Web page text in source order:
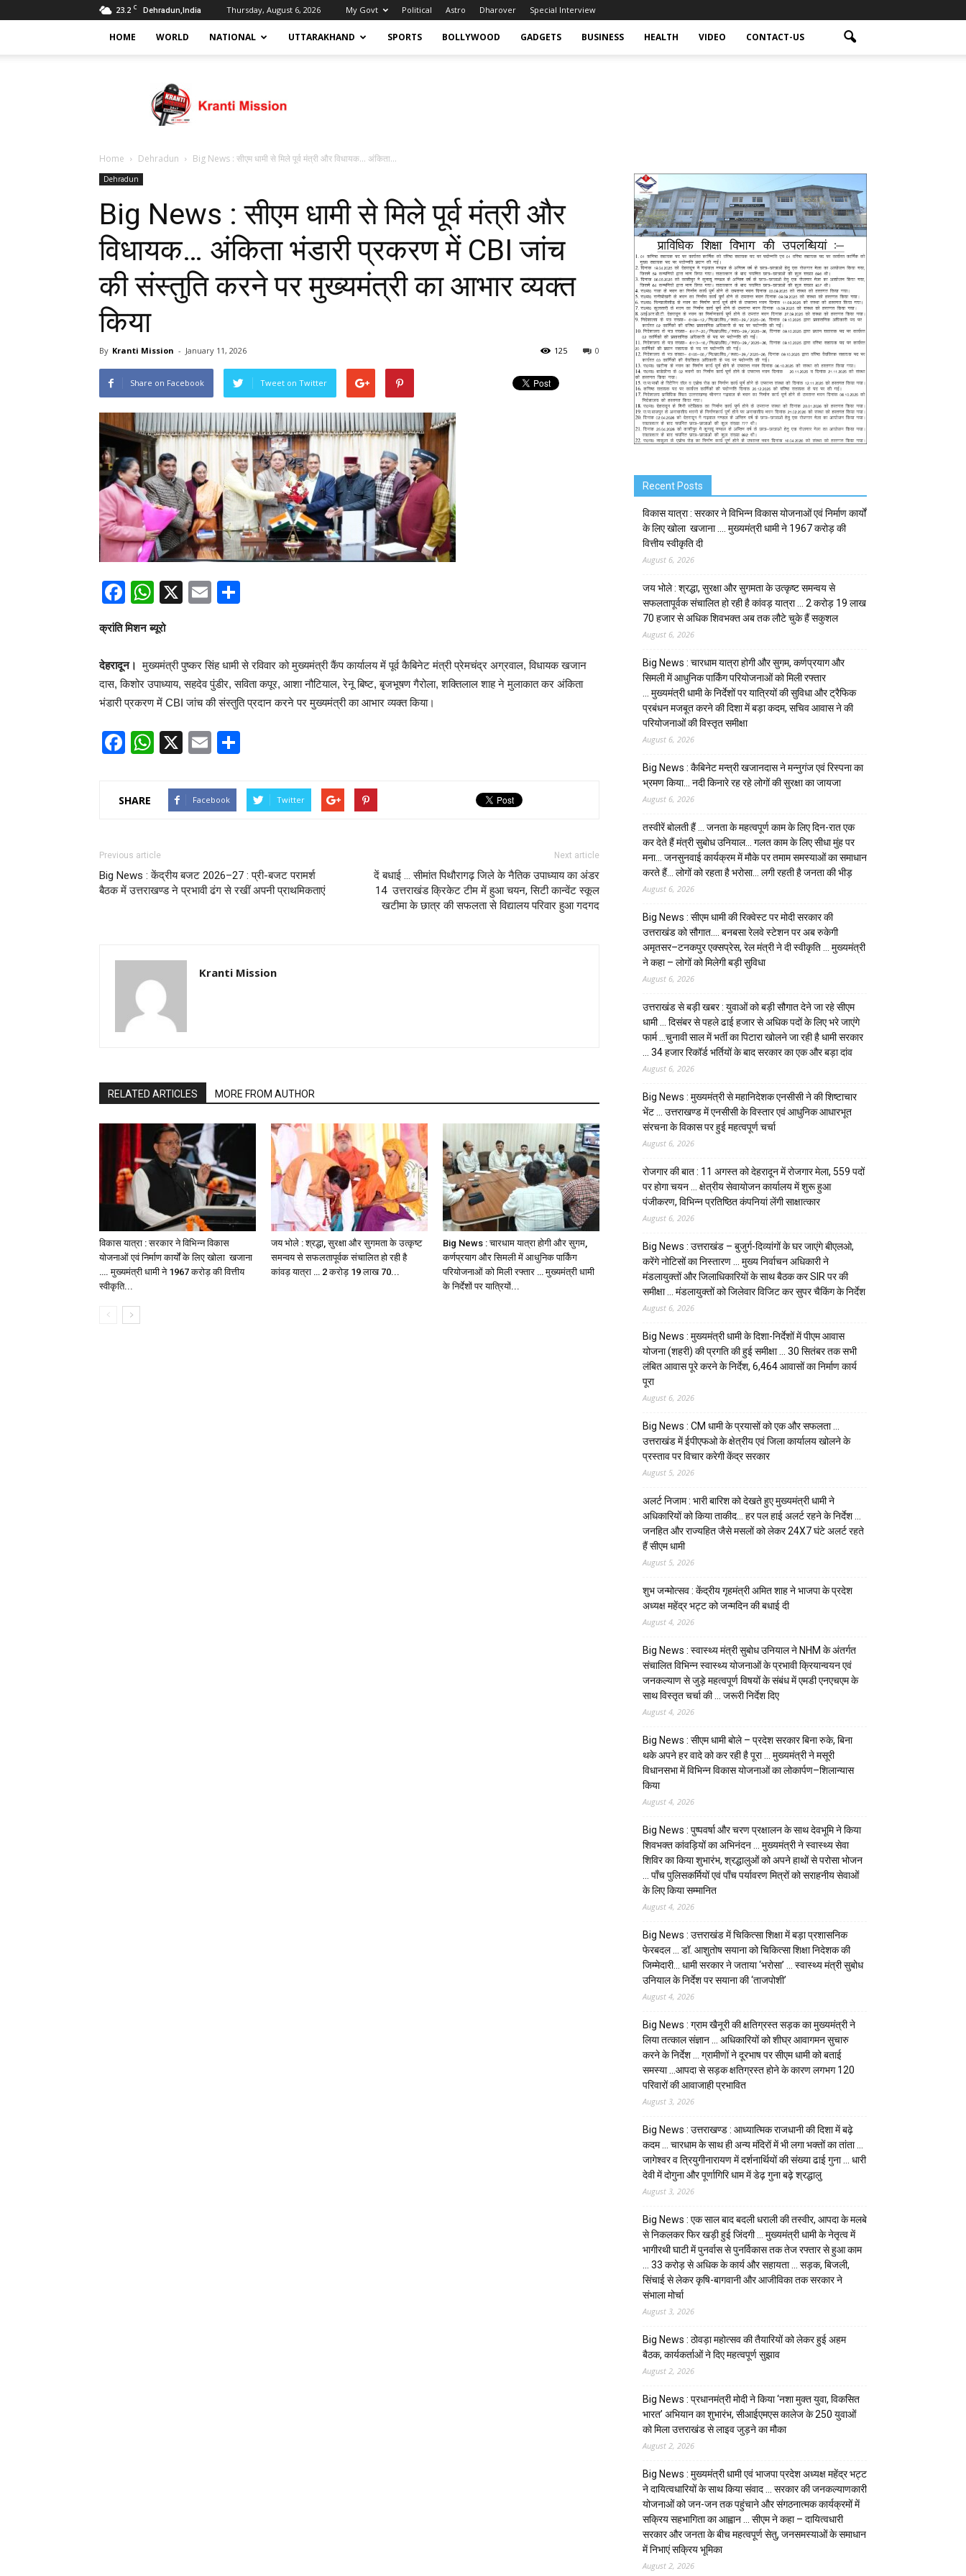
23.2 C Dehradun,India Thursday, August 6, 2026 My Govt Political Astro Dharover Special Interview
HOME WORLD NATIONAL UTTARAKHAND SPORTS BOLLYWOOD GADGETS BUSINESS HEALTH VIDEO CONTACT-US
mission
Home Dehradun Big News : सीएम धामी से मिले पूर्व मंत्री और विधायक… अंकिता...
Dehradun
Big News : सीएम धामी से मिले पूर्व मंत्री और
विधायक… अंकिता भंडारी प्रकरण में CBI जांच
की संस्तुति करने पर मुख्यमंत्री का आभार व्यक्त
किया
By Kranti Mission - January 11, 2026 0
125
Share on Facebook Tweet on Twitter
Facebook
WhatsApp
X Email
क्रांति मिशन ब्यूरो
देहरादून। मुख्यमंत्री पुष्कर सिंह धामी से रविवार को मुख्यमंत्री कैंप कार्यालय में पूर्व कैबिनेट मंत्री प्रेमचंद्र अग्रवाल, विधायक खजान
दास, किशोर उपाध्याय, सहदेव पुंडीर, सविता कपूर, आशा नौटियाल, रेनू बिष्ट, बृजभूषण गैरोला, शक्तिलाल शाह ने मुलाकात कर अंकिता
भंडारी प्रकरण में CBI जांच की संस्तुति प्रदान करने पर मुख्यमंत्री का आभार व्यक्त किया।
Facebook
WhatsApp
X Email
SHARE Facebook Twitter
Previous article
Big News : केंद्रीय बजट 2026–27 : प्री-बजट परामर्श
बैठक में उत्तराखण्ड ने प्रभावी ढंग से रखीं अपनी प्राथमिकताएं
Next article
दें बधाई … सीमांत पिथौरागढ़ जिले के नैतिक उपाध्याय का अंडर
14 उत्तराखंड क्रिकेट टीम में हुआ चयन, सिटी कान्वेंट स्कूल
खटीमा के छात्र की सफलता से विद्यालय परिवार हुआ गदगद
Kranti Mission
RELATED ARTICLES MORE FROM AUTHOR
विकास यात्रा : सरकार ने विभिन्न विकास
योजनाओं एवं निर्माण कार्यों के लिए खोला खजाना
…. मुख्यमंत्री धामी ने ₹1967 करोड़ की वित्तीय
स्वीकृति...
जय भोले : श्रद्धा, सुरक्षा और सुगमता के उत्कृष्ट
समन्वय से सफलतापूर्वक संचालित हो रही है
कांवड़ यात्रा … 2 करोड़ 19 लाख 70...
Big News : चारधाम यात्रा होगी और सुगम,
कर्णप्रयाग और सिमली में आधुनिक पार्किंग
परियोजनाओं को मिली रफ्तार … मुख्यमंत्री धामी
के निर्देशों पर यात्रियों...
Recent Posts
विकास यात्रा : सरकार ने विभिन्न विकास योजनाओं एवं निर्माण कार्यों
के लिए खोला खजाना …. मुख्यमंत्री धामी ने ₹1967 करोड़ की
वित्तीय स्वीकृति दी
August 6, 2026
जय भोले : श्रद्धा, सुरक्षा और सुगमता के उत्कृष्ट समन्वय से
सफलतापूर्वक संचालित हो रही है कांवड़ यात्रा … 2 करोड़ 19 लाख
70 हजार से अधिक शिवभक्त अब तक लौटे चुके हैं सकुशल
August 6, 2026
Big News : चारधाम यात्रा होगी और सुगम, कर्णप्रयाग और
सिमली में आधुनिक पार्किंग परियोजनाओं को मिली रफ्तार
… मुख्यमंत्री धामी के निर्देशों पर यात्रियों की सुविधा और ट्रैफिक
प्रबंधन मजबूत करने की दिशा में बड़ा कदम, सचिव आवास ने की
परियोजनाओं की विस्तृत समीक्षा
August 6, 2026
Big News : कैबिनेट मन्त्री खजानदास ने मन्नुगंज एवं रिस्पना का
भ्रमण किया… नदी किनारे रह रहे लोगों की सुरक्षा का जायजा
August 6, 2026
तस्वीरें बोलती हैं … जनता के महत्वपूर्ण काम के लिए दिन-रात एक
कर देते हैं मंत्री सुबोध उनियाल… गलत काम के लिए सीधा मुंह पर
मना… जनसुनवाई कार्यक्रम में मौके पर तमाम समस्याओं का समाधान
करते हैं… लोगों को रहता है भरोसा… लगी रहती है जनता की भीड़
August 6, 2026
Big News : सीएम धामी की रिक्वेस्ट पर मोदी सरकार की
उत्तराखंड को सौगात…. बनबसा रेलवे स्टेशन पर अब रुकेगी
अमृतसर–टनकपुर एक्सप्रेस, रेल मंत्री ने दी स्वीकृति … मुख्यमंत्री
ने कहा – लोगों को मिलेगी बड़ी सुविधा
August 6, 2026
उत्तराखंड से बड़ी खबर : युवाओं को बड़ी सौगात देने जा रहे सीएम
धामी … दिसंबर से पहले ढाई हजार से अधिक पदों के लिए भरे जाएंगे
फार्म …चुनावी साल में भर्ती का पिटारा खोलने जा रही है धामी सरकार
… 34 हजार रिकॉर्ड भर्तियों के बाद सरकार का एक और बड़ा दांव
August 6, 2026
Big News : मुख्यमंत्री से महानिदेशक एनसीसी ने की शिष्टाचार
भेंट … उत्तराखण्ड में एनसीसी के विस्तार एवं आधुनिक आधारभूत
संरचना के विकास पर हुई महत्वपूर्ण चर्चा
August 6, 2026
रोजगार की बात : 11 अगस्त को देहरादून में रोजगार मेला, 559 पदों
पर होगा चयन … क्षेत्रीय सेवायोजन कार्यालय में शुरू हुआ
पंजीकरण, विभिन्न प्रतिष्ठित कंपनियां लेंगी साक्षात्कार
August 6, 2026
Big News : उत्तराखंड – बुजुर्ग-दिव्यांगों के घर जाएंगे बीएलओ,
करेंगे नोटिसों का निस्तारण … मुख्य निर्वाचन अधिकारी ने
मंडलायुक्तों और जिलाधिकारियों के साथ बैठक कर SIR पर की
समीक्षा … मंडलायुक्तों को जिलेवार विजिट कर सुपर चैकिंग के निर्देश
August 6, 2026
Big News : मुख्यमंत्री धामी के दिशा-निर्देशों में पीएम आवास
योजना (शहरी) की प्रगति की हुई समीक्षा … 30 सितंबर तक सभी
लंबित आवास पूरे करने के निर्देश, 6,464 आवासों का निर्माण कार्य
पूरा
August 6, 2026
Big News : CM धामी के प्रयासों को एक और सफलता …
उत्तराखंड में ईपीएफओ के क्षेत्रीय एवं जिला कार्यालय खोलने के
प्रस्ताव पर विचार करेगी केंद्र सरकार
August 5, 2026
अलर्ट निजाम : भारी बारिश को देखते हुए मुख्यमंत्री धामी ने
अधिकारियों को किया ताकीद… हर पल हाई अलर्ट रहने के निर्देश …
जनहित और राज्यहित जैसे मसलों को लेकर 24X7 घंटे अलर्ट रहते
हैं सीएम धामी
August 5, 2026
शुभ जन्मोत्सव : केंद्रीय गृहमंत्री अमित शाह ने भाजपा के प्रदेश
अध्यक्ष महेंद्र भट्ट को जन्मदिन की बधाई दी
August 4, 2026
Big News : स्वास्थ्य मंत्री सुबोध उनियाल ने NHM के अंतर्गत
संचालित विभिन्न स्वास्थ्य योजनाओं के प्रभावी क्रियान्वयन एवं
जनकल्याण से जुड़े महत्वपूर्ण विषयों के संबंध में एमडी एनएचएम के
साथ विस्तृत चर्चा की … जरूरी निर्देश दिए
August 4, 2026
Big News : सीएम धामी बोले – प्रदेश सरकार बिना रुके, बिना
थके अपने हर वादे को कर रही है पूरा … मुख्यमंत्री ने मसूरी
विधानसभा में विभिन्न विकास योजनाओं का लोकार्पण–शिलान्यास
किया
August 4, 2026
Big News : पुष्पवर्षा और चरण प्रक्षालन के साथ देवभूमि ने किया
शिवभक्त कांवड़ियों का अभिनंदन … मुख्यमंत्री ने स्वास्थ्य सेवा
शिविर का किया शुभारंभ, श्रद्धालुओं को अपने हाथों से परोसा भोजन
… पाँच पुलिसकर्मियों एवं पाँच पर्यावरण मित्रों को सराहनीय सेवाओं
के लिए किया सम्मानित
August 4, 2026
Big News : उत्तराखंड में चिकित्सा शिक्षा में बड़ा प्रशासनिक
फेरबदल … डॉ. आशुतोष सयाना को चिकित्सा शिक्षा निदेशक की
जिम्मेदारी… धामी सरकार ने जताया ‘भरोसा’ … स्वास्थ्य मंत्री सुबोध
उनियाल के निर्देश पर सयाना की ‘ताजपोशी’
August 4, 2026
Big News : ग्राम खैनूरी की क्षतिग्रस्त सड़क का मुख्यमंत्री ने
लिया तत्काल संज्ञान … अधिकारियों को शीघ्र आवागमन सुचारु
करने के निर्देश … ग्रामीणों ने दूरभाष पर सीएम धामी को बताई
समस्या …आपदा से सड़क क्षतिग्रस्त होने के कारण लगभग 120
परिवारों की आवाजाही प्रभावित
August 3, 2026
Big News : उत्तराखण्ड : आध्यात्मिक राजधानी की दिशा में बढ़े
कदम … चारधाम के साथ ही अन्य मंदिरों में भी लगा भक्तों का तांता …
जागेश्वर व त्रियुगीनारायण में दर्शनार्थियों की संख्या ढाई गुना … धारी
देवी में दोगुना और पूर्णागिरि धाम में डेढ़ गुना बढ़े श्रद्धालु
August 3, 2026
Big News : एक साल बाद बदली धराली की तस्वीर, आपदा के मलबे
से निकलकर फिर खड़ी हुई जिंदगी … मुख्यमंत्री धामी के नेतृत्व में
भागीरथी घाटी में पुनर्वास से पुनर्विकास तक तेज रफ्तार से हुआ काम
… ₹33 करोड़ से अधिक के कार्य और सहायता … सड़क, बिजली,
सिंचाई से लेकर कृषि-बागवानी और आजीविका तक सरकार ने
संभाला मोर्चा
August 3, 2026
Big News : ठोवड़ा महोत्सव की तैयारियों को लेकर हुई अहम
बैठक, कार्यकर्ताओं ने दिए महत्वपूर्ण सुझाव
August 2, 2026
Big News : प्रधानमंत्री मोदी ने किया ‘नशा मुक्त युवा, विकसित
भारत’ अभियान का शुभारंभ, सीआईएमएस कालेज के 250 युवाओं
को मिला उत्तराखंड से लाइव जुड़ने का मौका
August 2, 2026
Big News : मुख्यमंत्री धामी एवं भाजपा प्रदेश अध्यक्ष महेंद्र भट्ट
ने दायित्वधारियों के साथ किया संवाद … सरकार की जनकल्याणकारी
योजनाओं को जन-जन तक पहुंचाने और संगठनात्मक कार्यक्रमों में
सक्रिय सहभागिता का आह्वान … सीएम ने कहा – दायित्वधारी
सरकार और जनता के बीच महत्वपूर्ण सेतु, जनसमस्याओं के समाधान
में निभाएं सक्रिय भूमिका
August 2, 2026